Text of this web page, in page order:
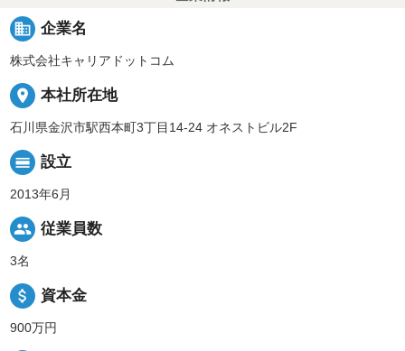
business 企業名
株式会社キャリアドットコム
place 本社所在地
石川県金沢市駅西本町3丁目14-24 オネストビル2F
calendar_view_day 設立
2013年6月
people 従業員数
3名
attach_money 資本金
900万円